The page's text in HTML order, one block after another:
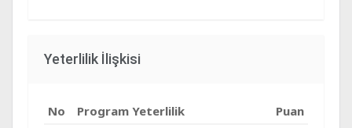
Yeterlilik İlişkisi
No Program Yeterlilik Puan